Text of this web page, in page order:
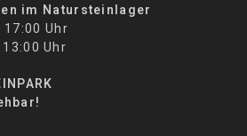
im Natursteinlager
Uhr
Uhr